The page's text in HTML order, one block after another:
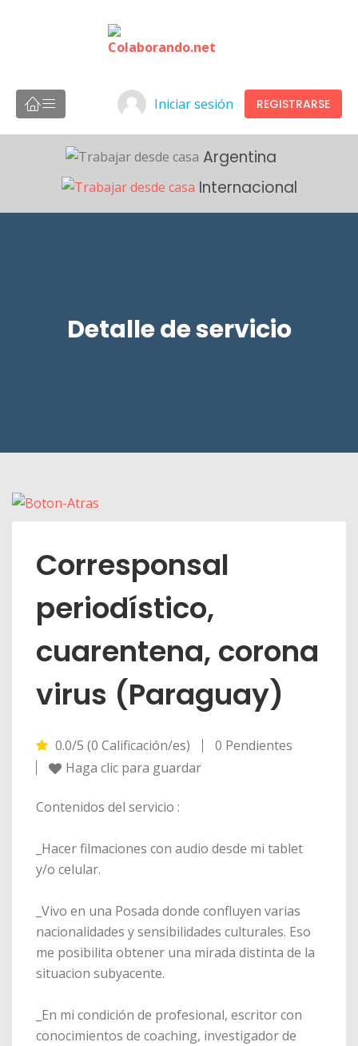
Iniciar sesión REGISTRARSE
Argentina
Internacional
Detalle de servicio
Corresponsal
periodístico,
cuarentena, corona
virus (Paraguay)
0.0/5 (0 Calificación/es)
0 Pendientes
Haga clic para guardar
Contenidos del servicio :
_Hacer filmaciones con audio desde mi tablet
y/o celular.
_Vivo en una Posada donde confluyen varias
nacionalidades y sensibilidades culturales. Eso
me posibilita obtener una mirada distinta de la
situacion subyacente.
_En mi condición de profesional, escritor con
conocimientos de coaching, investigador de